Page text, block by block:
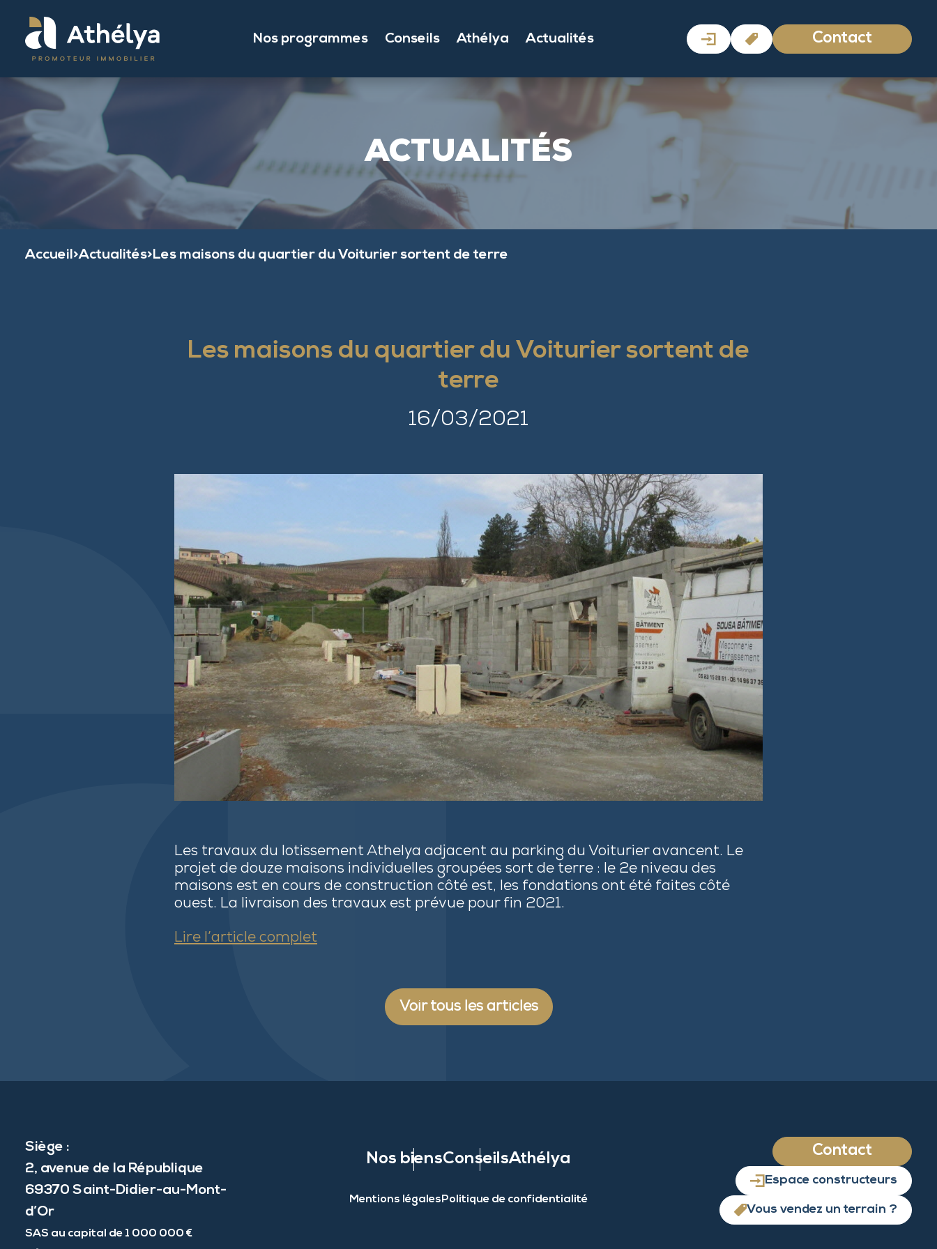
Nos programmes Conseils Athélya Actualités Contact
ACTUALITÉS
Accueil>Actualités>Les maisons du quartier du Voiturier sortent de terre
Les maisons du quartier du Voiturier sortent de
terre
16/03/2021
Les travaux du lotissement Athelya adjacent au parking du Voiturier avancent. Le
projet de douze maisons individuelles groupées sort de terre : le 2e niveau des
maisons est en cours de construction côté est, les fondations ont été faites côté
ouest. La livraison des travaux est prévue pour fin 2021.
Lire l’article complet
Voir tous les articles
Siège :
2, avenue de la République
69370 Saint-Didier-au-Mont-
d’Or
SAS au capital de 1 000 000 €
Nos biensConseilsAthélya
Mentions légales Politique de confidentialité
Contact
Espace constructeurs
Vous vendez un terrain ?